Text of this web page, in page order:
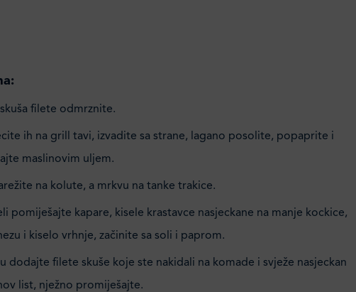
filete odmrznite.
ih na grill tavi, izvadite sa strane, lagano posolite, popaprite i
maslinovim uljem.
na kolute, a mrkvu na tanke trakice.
pomiješajte kapare, kisele krastavce nasjeckane na manje kockice,
i kiselo vrhnje, začinite sa soli i paprom.
dodajte filete skuše koje ste nakidali na komade i svježe nasjeckan
list, nježno promiješajte.